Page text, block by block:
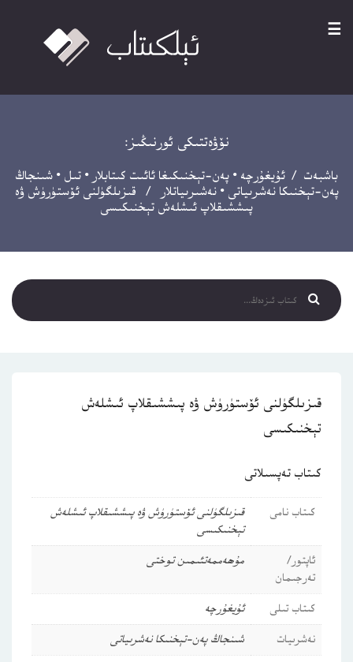
☰
نۆۋەتتىكى ئورنىڭىز:
باشبەت / ئۇيغۇرچە • پەن-تېخنىكىغا ئائىت كىتابلار • تىل • شىنجاڭ
پەن-تېخنىكا نەشرىياتى •نەشىرىياتلار
/ قىزىلگۈلنى ئۆستۈرۈش ۋە
پىششىقلاپ ئىشلەش تېخنىكىسى
قىزىلگۈلنى ئۆستۈرۈش ۋە پىششىقلاپ ئىشلەش
تېخنىكىسى
كىتاب تەپسىلاتى
كىتاب نامى
قىزىلگۈلنى ئۆستۈرۈش ۋە پىششىقلاپ ئىشلەش
تېخنىكىسى
ئاپتور/
تەرجىمان
مۇھەممەتئىمىن توختى
كىتاب تىلى
ئۇيغۇرچە
نەشرىيات
شىنجاڭ پەن-تېخنىكا نەشرىياتى